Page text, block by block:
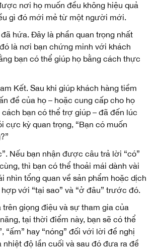
nơi họ muốn đều không hiệu quả
gì đó mới mẻ từ một người mới.
hứa. Đây là phần quan trọng nhất
là nơi bạn chứng minh với khách
bạn có thể giúp họ bằng cách thực
Kết. Sau khi giúp khách hàng tiềm
đề của họ – hoặc cung cấp cho họ
cách bạn có thể trợ giúp – đã đến lúc
cực kỳ quan trọng, “Bạn có muốn
Nếu bạn nhận được câu trả lời “có”
thì bạn có thể thoải mái dành vài
nhìn tổng quan về sản phẩm hoặc dịch
với “tại sao” và “ở đâu” trước đó.
giọng điệu và sự tham gia của
tại thời điểm này, bạn sẽ có thể
“ấm” hay “nóng” đối với lời đề nghị
nhiệt độ lần cuối và sau đó đưa ra đề